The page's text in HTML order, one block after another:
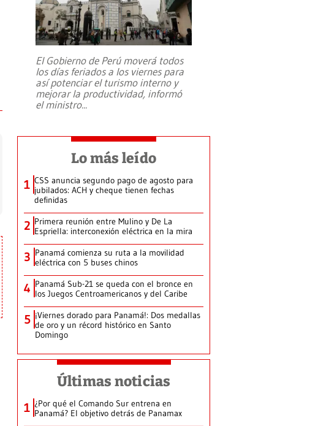
El Gobierno de Perú moverá todos
los días feriados a los viernes para
así potenciar el turismo interno y
mejorar la productividad, informó
el ministro...
Lo más leído
1 CSS anuncia segundo pago de agosto para
jubilados: ACH y cheque tienen fechas
definidas
2 Primera reunión entre Mulino y De La
Espriella: interconexión eléctrica en la mira
3 Panamá comienza su ruta a la movilidad
eléctrica con 5 buses chinos
4 Panamá Sub-21 se queda con el bronce en
los Juegos Centroamericanos y del Caribe
5 ¡Viernes dorado para Panamá!: Dos medallas
de oro y un récord histórico en Santo
Domingo
Últimas noticias
1 ¿Por qué el Comando Sur entrena en
Panamá? El objetivo detrás de Panamax